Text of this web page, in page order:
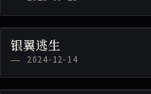
银翼逃生
2024-12-14